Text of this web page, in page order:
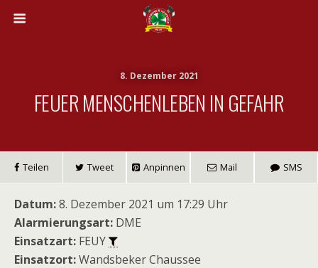
8. Dezember 2021
FEUER MENSCHENLEBEN IN GEFAHR
Teilen Tweet Anpinnen Mail SMS
Datum:8. Dezember 2021 um 17:29 Uhr
Alarmierungsart: DME
Einsatzart: FEUY
Einsatzort:Wandsbeker Chaussee